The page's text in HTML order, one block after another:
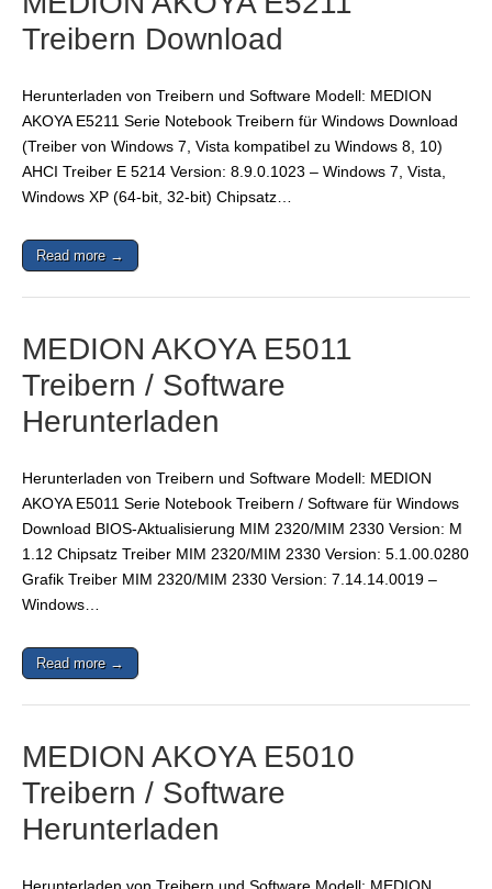
Treibern Download
Herunterladen von Treibern und Software Modell: MEDION
AKOYA E5211 Serie Notebook Treibern für Windows Download
(Treiber von Windows 7, Vista kompatibel zu Windows 8, 10)
AHCI Treiber E 5214 Version: 8.9.0.1023 – Windows 7, Vista,
Windows XP (64-bit, 32-bit) Chipsatz…
Read more →
MEDION AKOYA E5011
Treibern / Software
Herunterladen
Herunterladen von Treibern und Software Modell: MEDION
AKOYA E5011 Serie Notebook Treibern / Software für Windows
Download BIOS-Aktualisierung MIM 2320/MIM 2330 Version: M
1.12 Chipsatz Treiber MIM 2320/MIM 2330 Version: 5.1.00.0280
Grafik Treiber MIM 2320/MIM 2330 Version: 7.14.14.0019 –
Windows…
Read more →
MEDION AKOYA E5010
Treibern / Software
Herunterladen